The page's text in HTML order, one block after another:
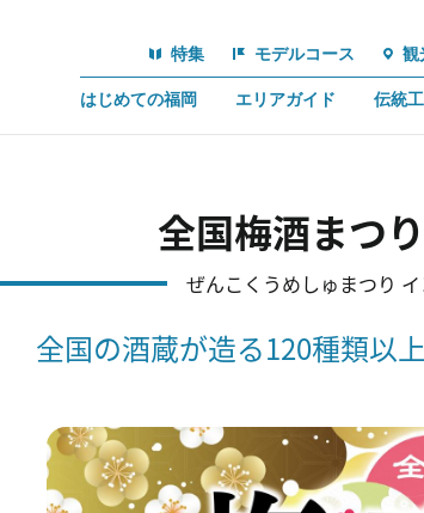
特集 モデルコース 観
はじめての福岡 エリアガイド 伝統
全国梅酒まつ
ぜんこくうめしゅまつり
全国の酒蔵が造る120種類以